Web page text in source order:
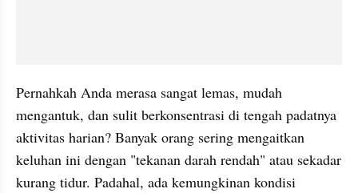
Pernahkah Anda merasa sangat lemas, mudah
mengantuk, dan sulit berkonsentrasi di tengah padatnya
aktivitas harian? Banyak orang sering mengaitkan
keluhan ini dengan "tekanan darah rendah" atau sekadar
kurang tidur. Padahal, ada kemungkinan kondisi